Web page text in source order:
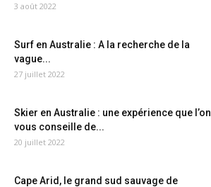
3 août 2022
Surf en Australie : A la recherche de la
vague...
27 juillet 2022
Skier en Australie : une expérience que l’on
vous conseille de...
20 juillet 2022
Cape Arid, le grand sud sauvage de